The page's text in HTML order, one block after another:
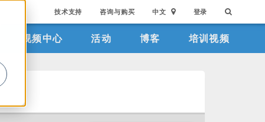
技术支持 咨询与购买 中文 登录
视频中心 活动 博客 培训视频